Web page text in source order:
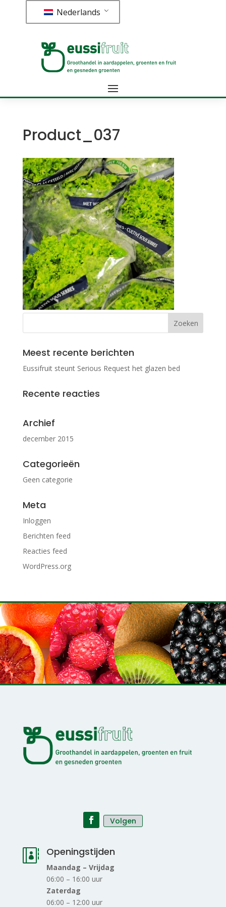
Nederlands
Product_037
Meest recente berichten
Eussifruit steunt Serious Request het glazen bed
Recente reacties
Archief
december 2015
Categorieën
Geen categorie
Meta
Inloggen
Berichten feed
Reacties feed
WordPress.org
Volgen
 Openingstijden
Maandag – Vrijdag
06:00 – 16:00 uur
Zaterdag
06:00 – 12:00 uur